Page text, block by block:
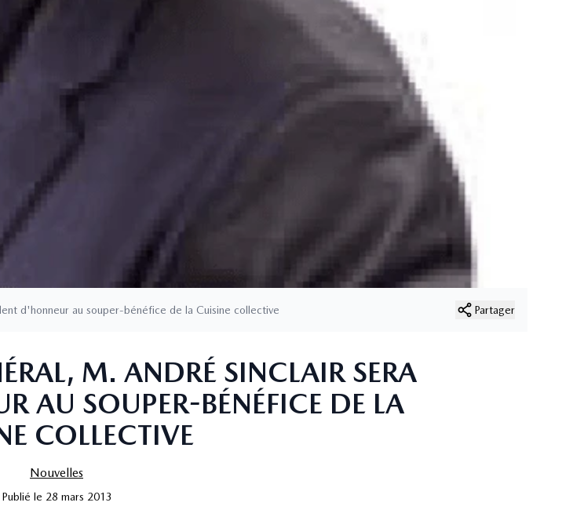
d'honneur au souper-bénéfice de la Cuisine collective Partager
M. ANDRÉ SINCLAIR SERA
AU SOUPER-BÉNÉFICE DE LA
COLLECTIVE
Nouvelles
Publié le 28 mars 2013